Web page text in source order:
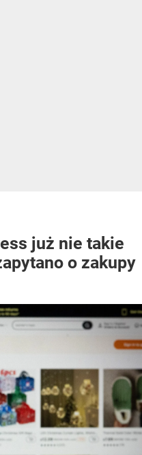
już nie takie
o zakupy